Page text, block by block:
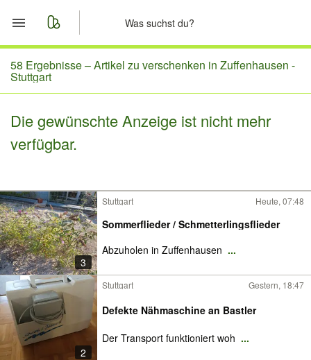
Start
Merkliste
Nachrichten
58 Ergebnisse –Artikel zu verschenken in Zuffenhausen -
Stuttgart
Die gewünschte Anzeige ist nicht mehr
verfügbar.
3
Stuttgart Heute, 07:48
Sommerflieder / Schmetterlingsflieder
Abzuholen in Zuffenhausen ...
2
Stuttgart Gestern, 18:47
Defekte Nähmaschine an Bastler
Der Transport funktioniert woh ...